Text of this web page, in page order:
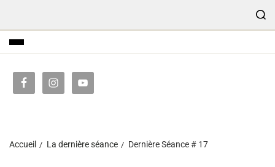
Accueil La dernière séance Dernière Séance # 17